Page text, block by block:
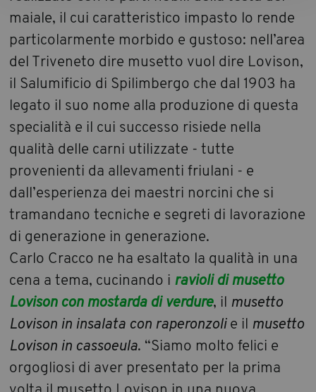
maiale, il cui caratteristico impasto lo rende
particolarmente morbido e gustoso: nell’area
del Triveneto dire musetto vuol dire Lovison,
il Salumificio di Spilimbergo che dal 1903 ha
legato il suo nome alla produzione di questa
specialità e il cui successo risiede nella
qualità delle carni utilizzate - tutte
provenienti da allevamenti friulani - e
dall’esperienza dei maestri norcini che si
tramandano tecniche e segreti di lavorazione
di generazione in generazione.
Carlo Cracco ne ha esaltato la qualità in una
cena a tema, cucinando i ravioli di musetto
Lovison con mostarda di verdure, il musetto
Lovison in insalata con raperonzolie il musetto
Lovison in cassoeula. “Siamo molto felici e
orgogliosi di aver presentato per la prima